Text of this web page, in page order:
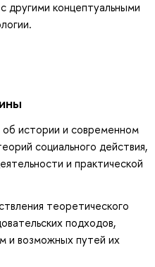
другими концептуальными
истории и современном
социального действия,
и практической
теоретического
подходов,
и возможных путей их